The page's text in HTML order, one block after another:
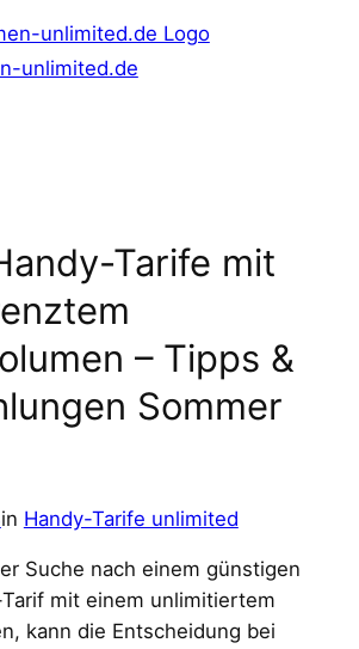
unlimited.de
Tarife mit
– Tipps &
Sommer
in Handy-Tarife unlimited
Suche nach einem günstigen
mit einem unlimitiertem
kann die Entscheidung bei